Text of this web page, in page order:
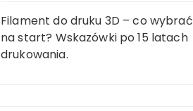
Filament do druku 3D – co wybrać
na start? Wskazówki po 15 latach
drukowania.